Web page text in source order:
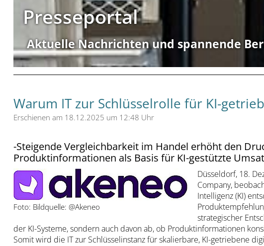
Presseportal
Aktuelle Nachrichten und spannende
Warum IT zur Schlüsselrolle für KI-
Erschienen am 18.12.2025 um 12:48 Uhr
-Steigende Vergleichbarkeit im Handel erhöht den
Produktinformationen als Basis für KI-gestützte
Foto: Bildquelle: @Akeneo
Düsseldorf, 18.
Company,
Intelligenz (KI)
strategischer
der KI-Systeme, sondern auch davon ab, ob Produktinformationen
Somit wird die IT zur Schlüsselinstanz für skalierbare, KI-getriebene